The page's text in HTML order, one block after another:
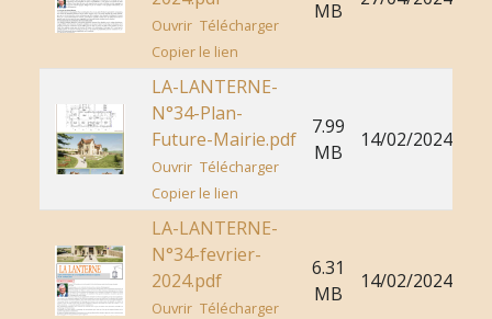
Ouvrir Télécharger
Copier le lien
MB
LA-LANTERNE-
N°34-Plan-
Future-Mairie.pdf
Ouvrir Télécharger
Copier le lien
7.99
MB
14/02/2024
LA-LANTERNE-
N°34-fevrier-
2024.pdf
Ouvrir Télécharger
6.31
MB
14/02/2024